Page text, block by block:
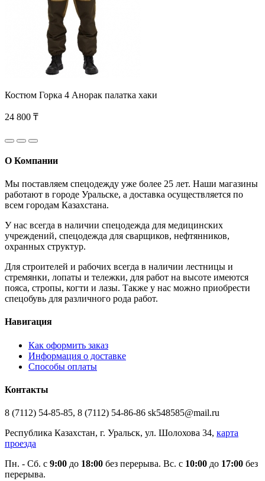
Костюм Горка 4 Анорак палатка хаки
24 800 ₸
О Компании
Мы поставляем спецодежду уже более 25 лет. Наши магазины
работают в городе Уральске, а доставка осуществляется по
всем городам Казахстана.
У нас всегда в наличии спецодежда для медицинских
учреждений, спецодежда для сварщиков, нефтянников,
охранных структур.
Для строителей и рабочих всегда в наличии лестницы и
стремянки, лопаты и тележки, для работ на высоте имеются
пояса, стропы, когти и лазы. Также у нас можно приобрести
спецобувь для различного рода работ.
Навигация
Как оформить заказ
Информация о доставке
Способы оплаты
Контакты
8 (7112) 54-85-85, 8 (7112) 54-86-86 sk548585@mail.ru
Республика Казахстан, г. Уральск, ул. Шолохова 34, карта
проезда
Пн. - Cб. с 9:00 до 18:00 без перерыва. Вс. с 10:00 до 17:00 без
перерыва.